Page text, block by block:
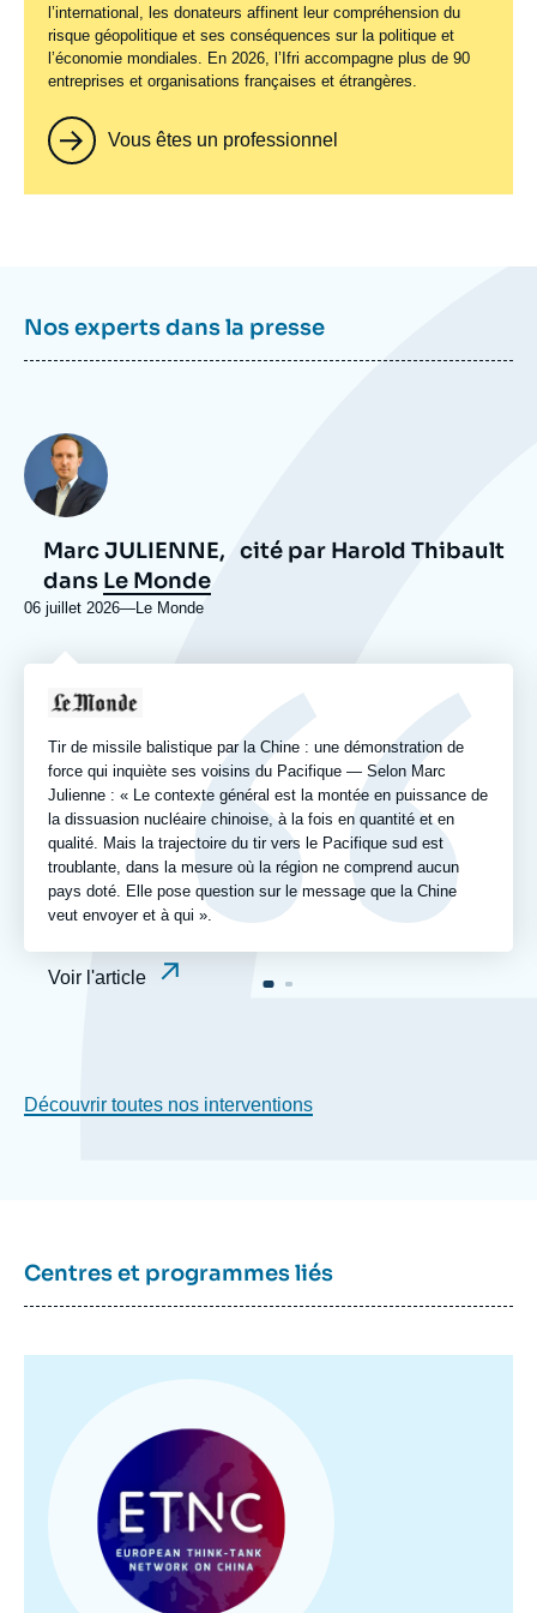
l’international, les donateurs affinent leur compréhension du
risque géopolitique et ses conséquences sur la politique et
l’économie mondiales. En 2026, l’Ifri accompagne plus de 90
entreprises et organisations françaises et étrangères.
Vous êtes un professionnel
Nos experts dans la presse
Logo
Tir de missile balistique par la Chine : une démonstration de
force qui inquiète ses voisins du Pacifique — Selon Marc
Julienne : « Le contexte général est la montée en puissance de
la dissuasion nucléaire chinoise, à la fois en quantité et en
qualité. Mais la trajectoire du tir vers le Pacifique sud est
troublante, dans la mesure où la région ne comprend aucun
pays doté. Elle pose question sur le message que la Chine
veut envoyer et à qui ».
Voir l'article
Photo
Marc JULIENNE, cité par Harold Thibault
dans Le Monde
06 juillet 2026— Nom
ou
Le Monde
Découvrir toutes nos interventions
Centres et programmes liés
principale